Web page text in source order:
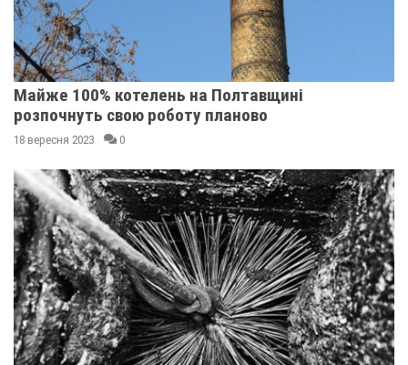
Майже 100% котелень на Полтавщині
розпочнуть свою роботу планово
18 вересня 2023 0